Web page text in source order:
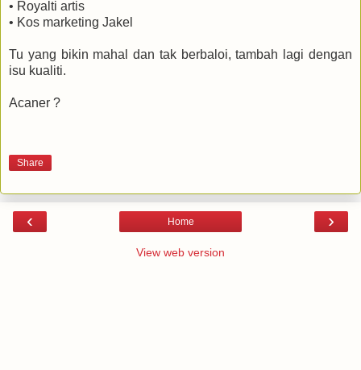
• Royalti artis
• Kos marketing Jakel
Tu yang bikin mahal dan tak berbaloi, tambah lagi dengan
isu kualiti.
Acaner ?
Share
‹ ›
Home
View web version